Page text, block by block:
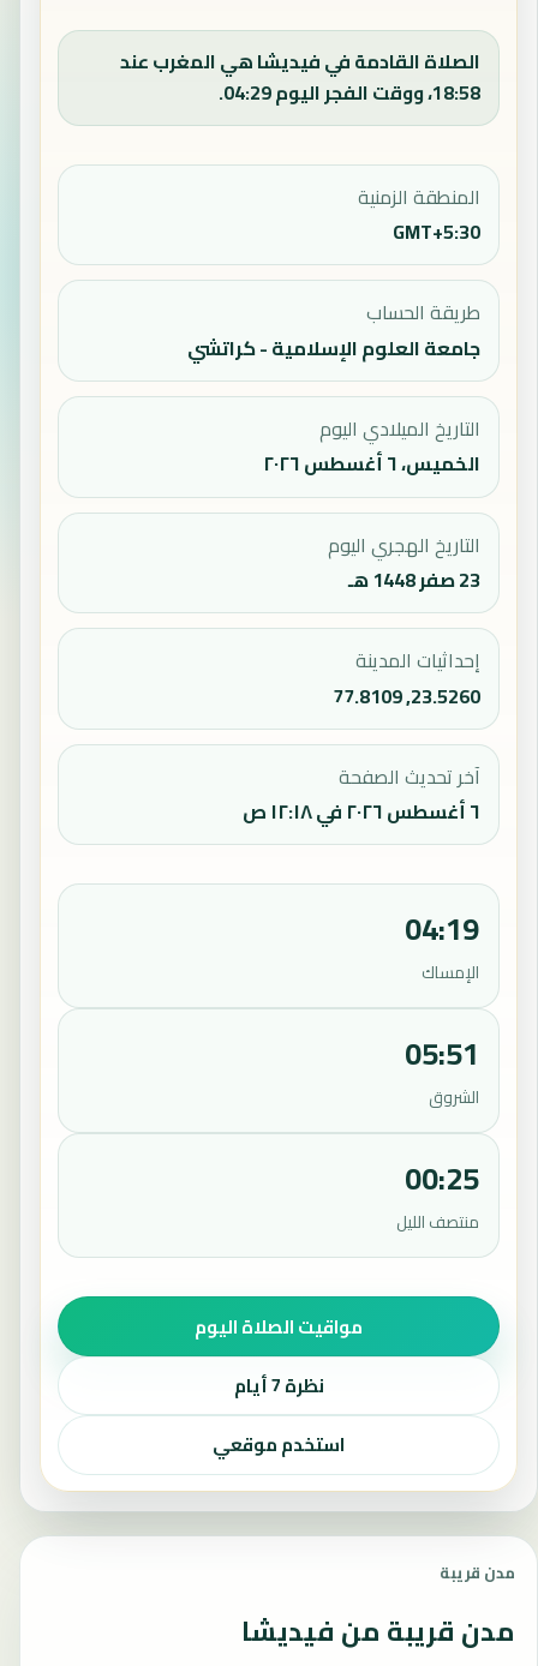
الصلاة القادمة في فيديشا هي المغرب عند
18:58، ووقت الفجر اليوم 04:29.
المنطقة الزمنية
GMT+5:30
طريقة الحساب
جامعة العلوم الإسلامية - كراتشي
التاريخ الميلادي اليوم
الخميس، ٦ أغسطس ٢٠٢٦
التاريخ الهجري اليوم
23 صفر 1448 هـ
إحداثيات المدينة
23.5260, 77.8109
آخر تحديث الصفحة
٦ أغسطس ٢٠٢٦ في ١٢:١٨ ص
04:19
الإمساك
05:51
الشروق
00:25
منتصف الليل
مواقيت الصلاة اليوم
نظرة 7 أيام
استخدم موقعي
مدن قريبة
مدن قريبة من فيديشا